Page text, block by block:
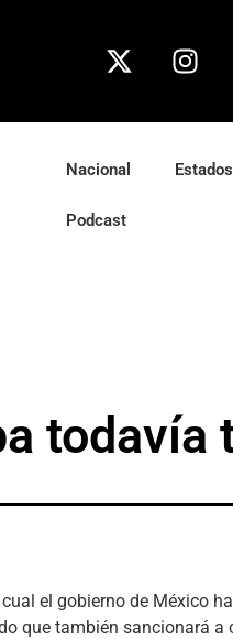
Nacional Estados
Podcast
todavía
cual el gobierno de México
que también sancionará a